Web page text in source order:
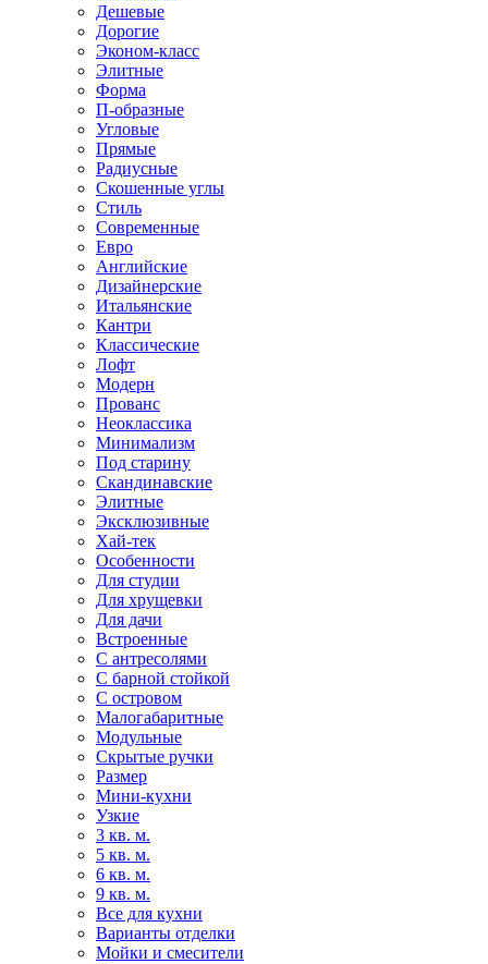
Дешевые
Дорогие
Эконом-класс
Элитные
Форма
П-образные
Угловые
Прямые
Радиусные
Скошенные углы
Стиль
Современные
Евро
Английские
Дизайнерские
Итальянские
Кантри
Классические
Лофт
Модерн
Прованс
Неоклассика
Минимализм
Под старину
Скандинавские
Элитные
Эксклюзивные
Хай-тек
Особенности
Для студии
Для хрущевки
Для дачи
Встроенные
С антресолями
С барной стойкой
С островом
Малогабаритные
Модульные
Скрытые ручки
Размер
Мини-кухни
Узкие
3 кв. м.
5 кв. м.
6 кв. м.
9 кв. м.
Все для кухни
Варианты отделки
Мойки и смесители